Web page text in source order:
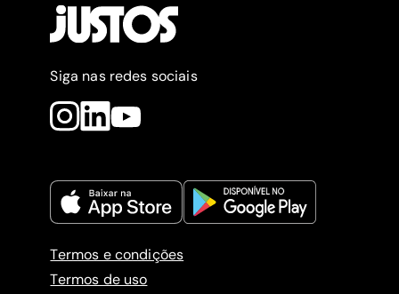
Siga nas redes sociais
Termos e condições
Termos de uso